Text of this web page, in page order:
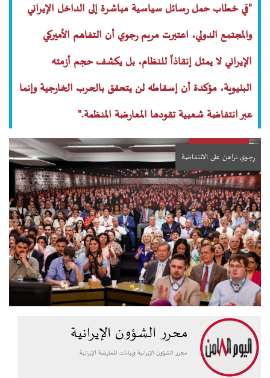
"في خطاب حمل رسائل سياسية مباشرة إلى الداخل الإيراني
والمجتمع الدولي، اعتبرت مريم رجوي أن التفاهم الأميركي
الإيراني لا يمثل إنقاذاً للنظام، بل يكشف حجم أزمته
البنيوية، مؤكدة أن إسقاطه لن يتحقق بالحرب الخارجية وإنما
عبر انتفاضة شعبية تقودها المعارضة المنظمة."
رجوي تراهن على الانتفاضة
محرر الشؤون الإيرانية
محرر الشؤون الإيرانية وبيانات المعارضة الإيرانية.